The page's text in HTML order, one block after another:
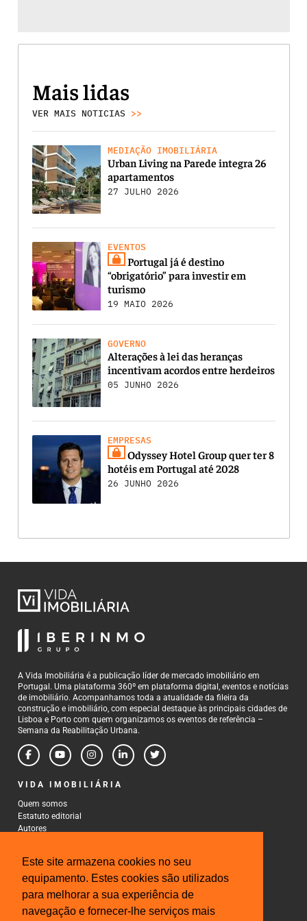
Este site armazena cookies no seu
equipamento. Estes cookies são utilizados
para melhorar a sua experiência de
navegação e fornecer-lhe serviços mais
Mais lidas
VER MAIS NOTICIAS >>
MEDIAÇÃO IMOBILIÁRIA
Urban Living na Parede integra 26
apartamentos
27 JULHO 2026
EVENTOS
Portugal já é destino
“obrigatório” para investir em
turismo
19 MAIO 2026
GOVERNO
Alterações à lei das heranças
incentivam acordos entre herdeiros
05 JUNHO 2026
EMPRESAS
Odyssey Hotel Group quer ter 8
hotéis em Portugal até 2028
26 JUNHO 2026
A Vida Imobiliária é a publicação líder de mercado imobiliário em
Portugal. Uma plataforma 360º em plataforma digital, eventos e notícias
de imobiliário. Acompanhamos toda a atualidade da fileira da
construção e imobiliário, com especial destaque às principais cidades de
Lisboa e Porto com quem organizamos os eventos de referência –
Semana da Reabilitação Urbana.
VIDA IMOBILIÁRIA
Quem somos
Estatuto editorial
Autores
CONTACTOS
Rua Gonçalo Cristovão, 185 - 6º
4000-269 Porto